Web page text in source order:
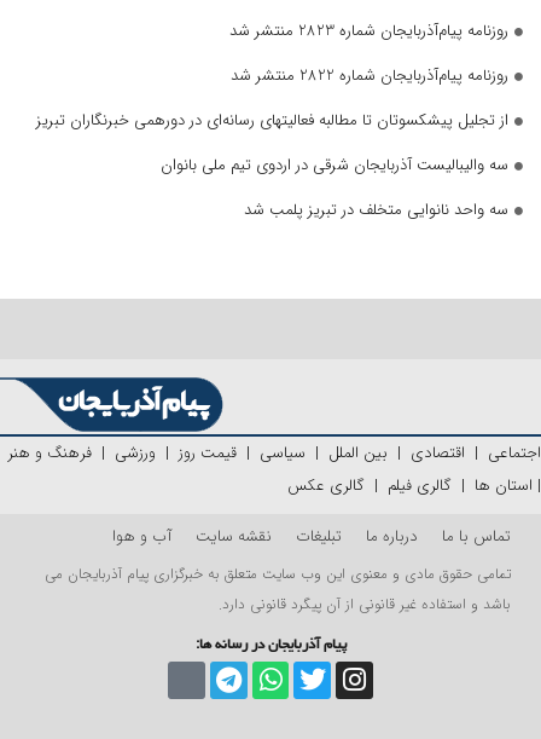
روزنامه پیام‌آذربایجان شماره 2823 منتشر شد
روزنامه پیام‌آذربایجان شماره 2822 منتشر شد
از تجلیل پیشکسوتان تا مطالبه فعالیتهای رسانه‌ای در دورهمی خبرنگاران تبریز
سه والیبالیست آذربایجان‌ شرقی در اردوی تیم ملی بانوان
سه واحد نانوایی متخلف در تبریز پلمب شد
اجتماعی | اقتصادی | بین الملل | سیاسی | قیمت روز | ورزشی | فرهنگ و هنر
| استان ها | گالری فیلم | گالری عکس
تماس با ما
درباره ما تبلیغات نقشه سایت آب و هوا
تمامی حقوق مادی و معنوی این وب سایت متعلق به خبرگزاری پیام آذربایجان می
باشد و استفاده غیر قانونی از آن پیگرد قانونی دارد.
پیام آذربایجان در رسانه ها: